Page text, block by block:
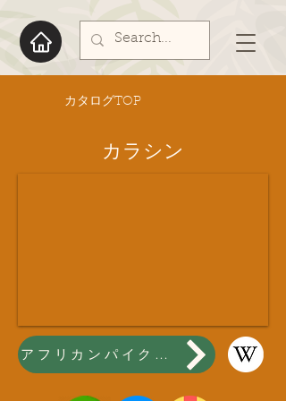
​カタログTOP
カラシン
アフリカンパイクカラシン